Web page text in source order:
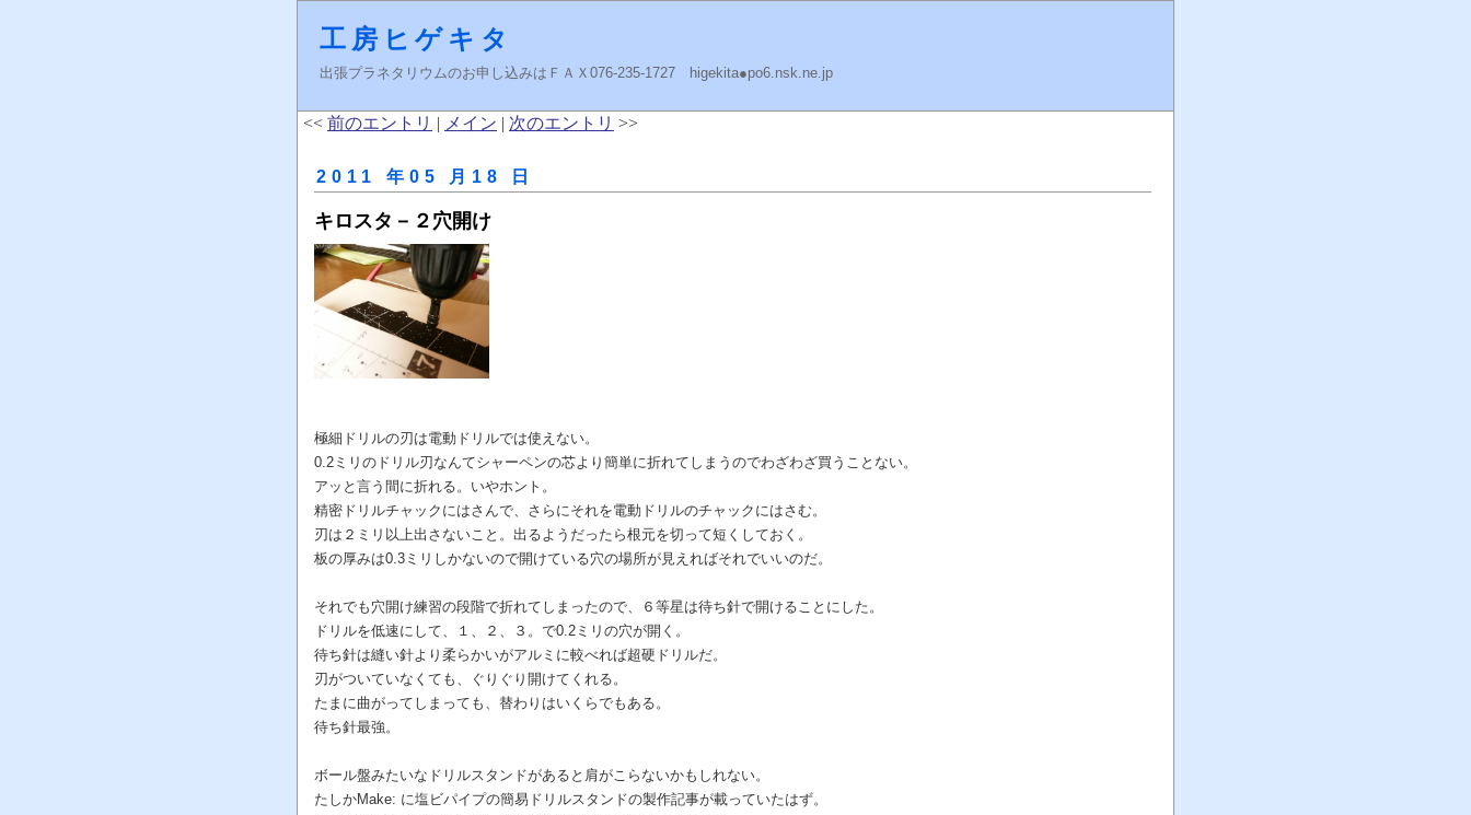
工房ヒゲキタ
出張プラネタリウムのお申し込みはＦＡＸ076-235-1727 higekita●po6.nsk.ne.jp
<< 前のエントリ | メイン | 次のエントリ >>
2011 年05 月18 日
キロスタ－２穴開け
極細ドリルの刃は電動ドリルでは使えない。
0.2ミリのドリル刃なんてシャーペンの芯より簡単に折れてしまうのでわざわざ買うことない。
アッと言う間に折れる。いやホント。
精密ドリルチャックにはさんで、さらにそれを電動ドリルのチャックにはさむ。
刃は２ミリ以上出さないこと。出るようだったら根元を切って短くしておく。
板の厚みは0.3ミリしかないので開けている穴の場所が見えればそれでいいのだ。
それでも穴開け練習の段階で折れてしまったので、６等星は待ち針で開けることにした。
ドリルを低速にして、１、２、３。で0.2ミリの穴が開く。
待ち針は縫い針より柔らかいがアルミに較べれば超硬ドリルだ。
刃がついていなくても、ぐりぐり開けてくれる。
たまに曲がってしまっても、替わりはいくらでもある。
待ち針最強。
ボール盤みたいなドリルスタンドがあると肩がこらないかもしれない。
たしかMake: に塩ビパイプの簡易ドリルスタンドの製作記事が載っていたはず。